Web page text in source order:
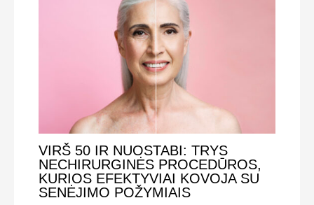
VIRŠ 50 IR NUOSTABI: TRYS
NECHIRURGINĖS PROCEDŪROS,
KURIOS EFEKTYVIAI KOVOJA SU
SENĖJIMO POŽYMIAIS